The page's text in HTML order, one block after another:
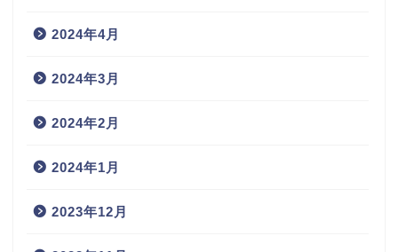
2024年4月
2024年3月
2024年2月
2024年1月
2023年12月